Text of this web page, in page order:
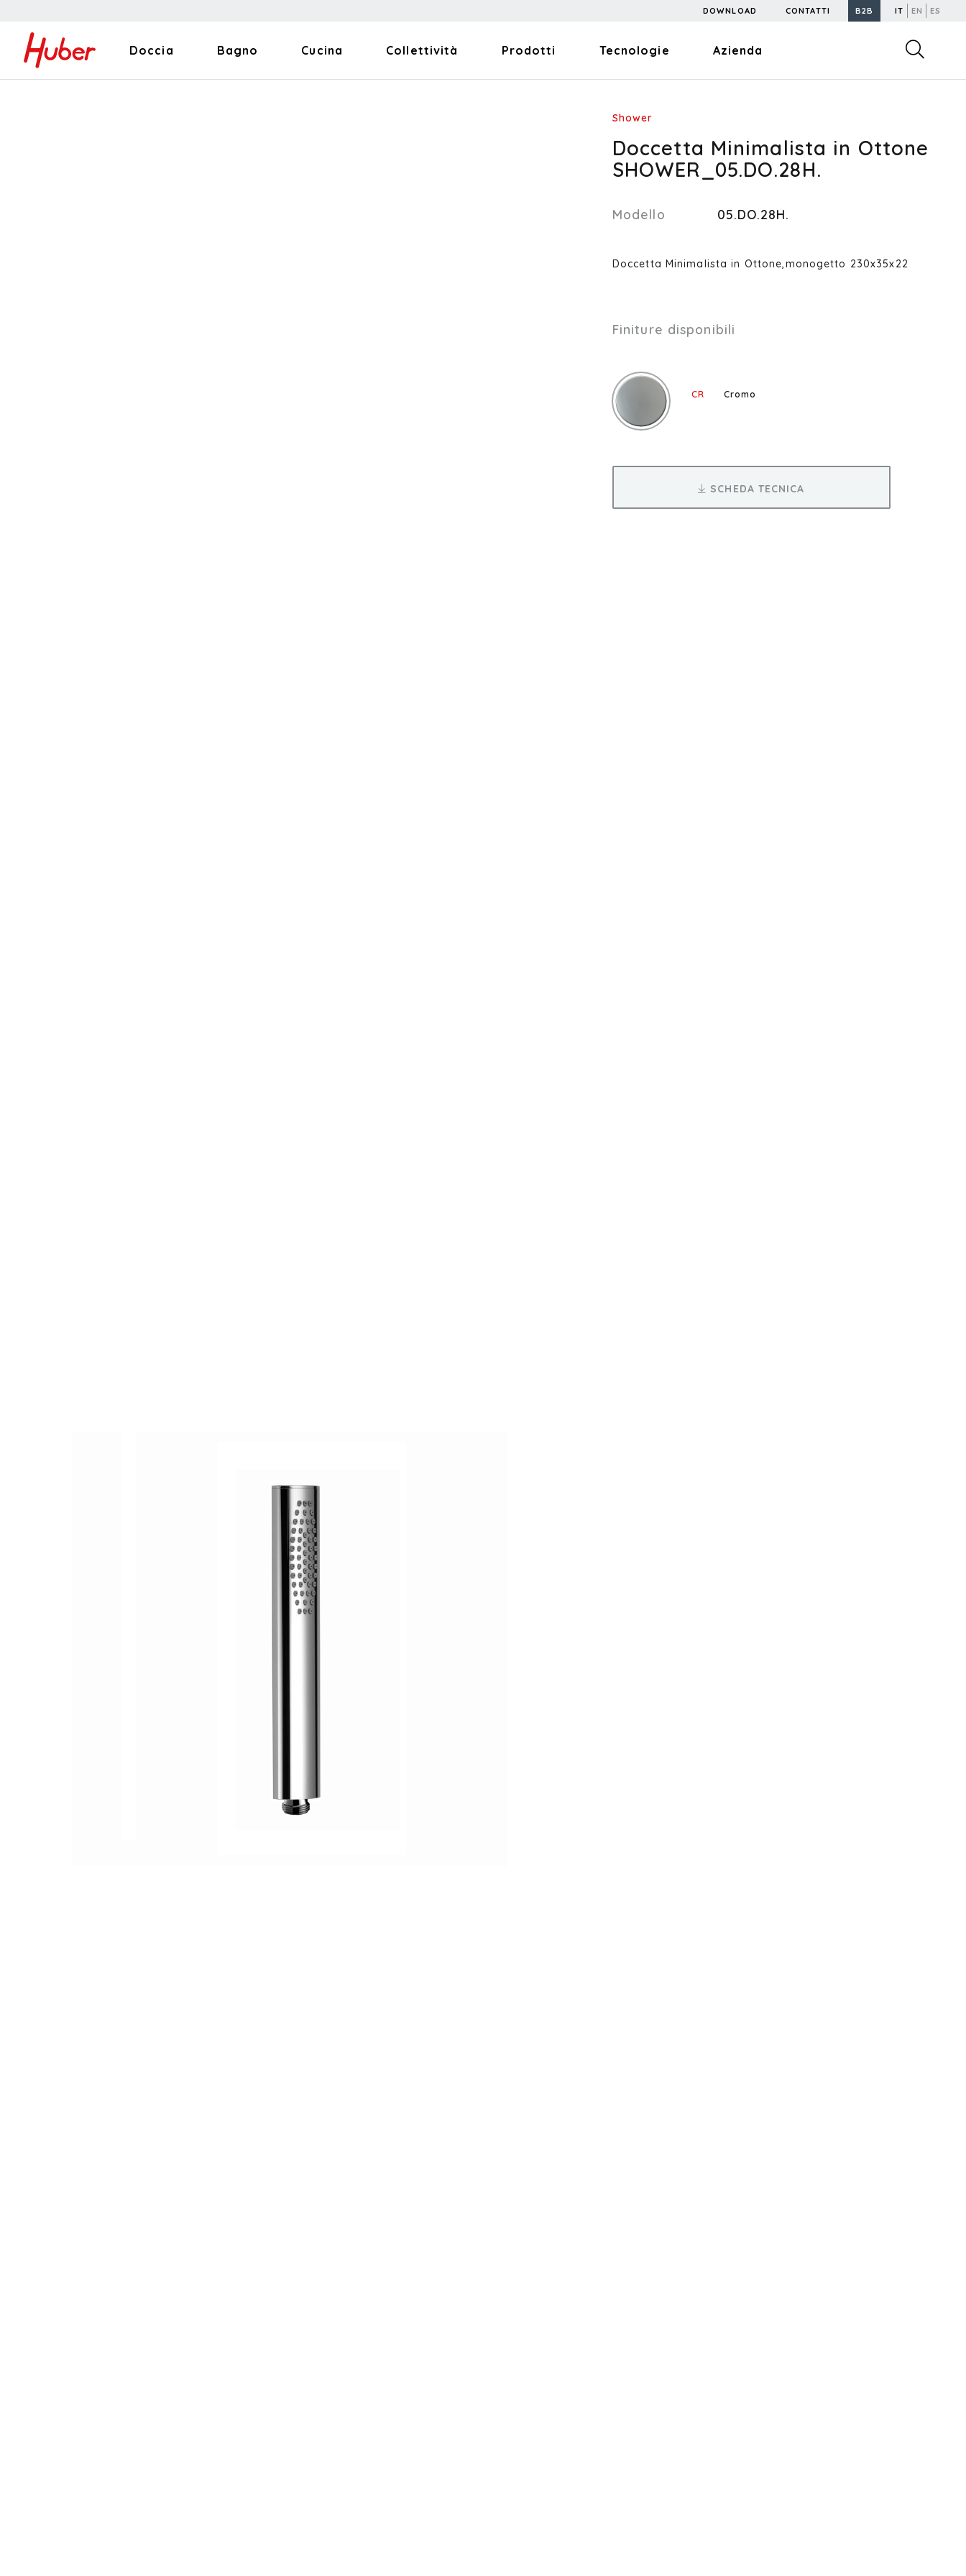
DOWNLOAD CONTATTI B2B IT EN ES
Doccia Bagno Cucina Collettività Prodotti Tecnologie Azienda
Shower
Doccetta Minimalista in Ottone
SHOWER_05.DO.28H.
Modello 05.DO.28H.
Doccetta Minimalista in Ottone,monogetto 230x35x22
Finiture disponibili
CR Cromo
SCHEDA TECNICA